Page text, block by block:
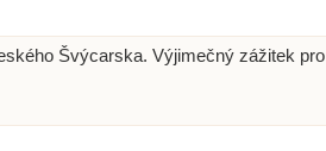
Švýcarska. Výjimečný zážitek pro